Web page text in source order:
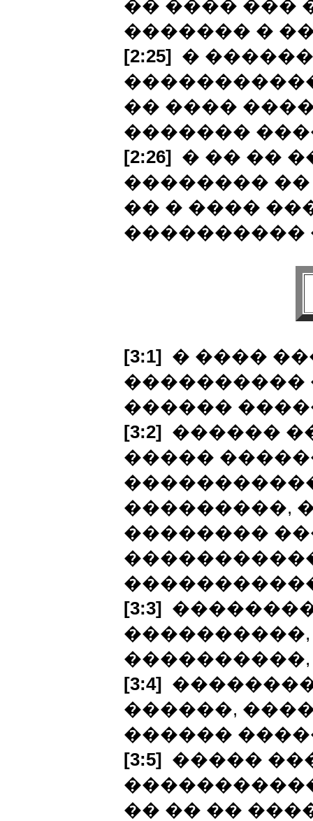
�� ���� ���
������� �
[2:25] �
�� ����
�������
[2:26] � �� ��
��������
�� � ����
����������
[3:1] � ����
����������
������
[3:2] ������
�����
���������,
��������
[3:3]
[3:4]
������,
������
[3:5] �����
�� �� ��